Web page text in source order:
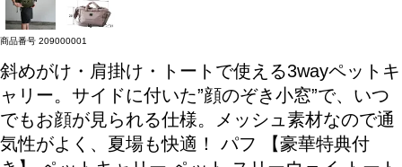
商品番号 209000001
斜めがけ・肩掛け・トートで使える3wayペットキ
ャリー。サイドに付いた”顔のぞき小窓”で、いつ
でもお顔が見られる仕様。メッシュ素材なので通
気性がよく、夏場も快適！
パフ 【豪華特典付